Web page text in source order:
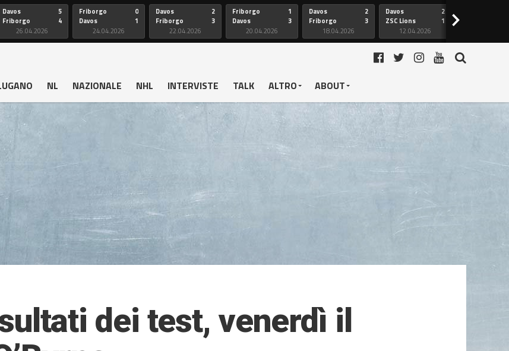
Davos
Friborgo
5
4
26.04.2026
Friborgo
Davos
0
1
24.04.2026
Davos
Friborgo
2
3
22.04.2026
Friborgo
Davos
1
3
20.04.2026
Davos
Friborgo
2
3
18.04.2026
Davos
ZSC Lions
2
1
12.04.2026
>
NL NAZIONALE NHL INTERVISTE TALK ALTRO ABOUT
dei test, venerdì il